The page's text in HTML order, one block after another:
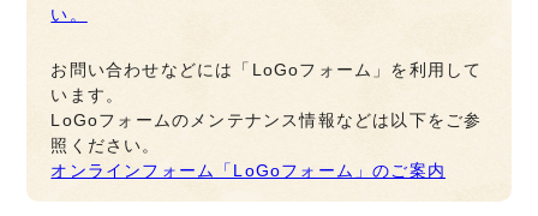
い。
お問い合わせなどには「LoGoフォーム」を利用して
います。
LoGoフォームのメンテナンス情報などは以下をご参
照ください。
オンラインフォーム「LoGoフォーム」のご案内